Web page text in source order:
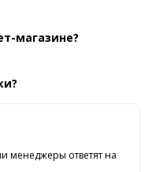
магазине?
менеджеры ответят на